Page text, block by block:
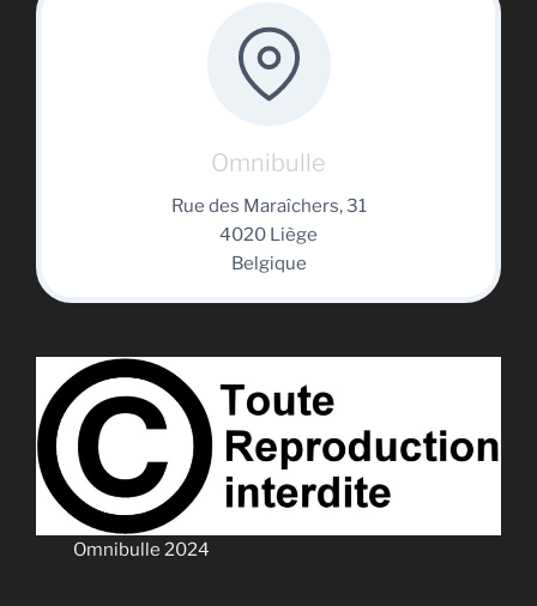
Omnibulle
Rue des Maraîchers, 31
4020 Liège
Belgique
Omnibulle 2024